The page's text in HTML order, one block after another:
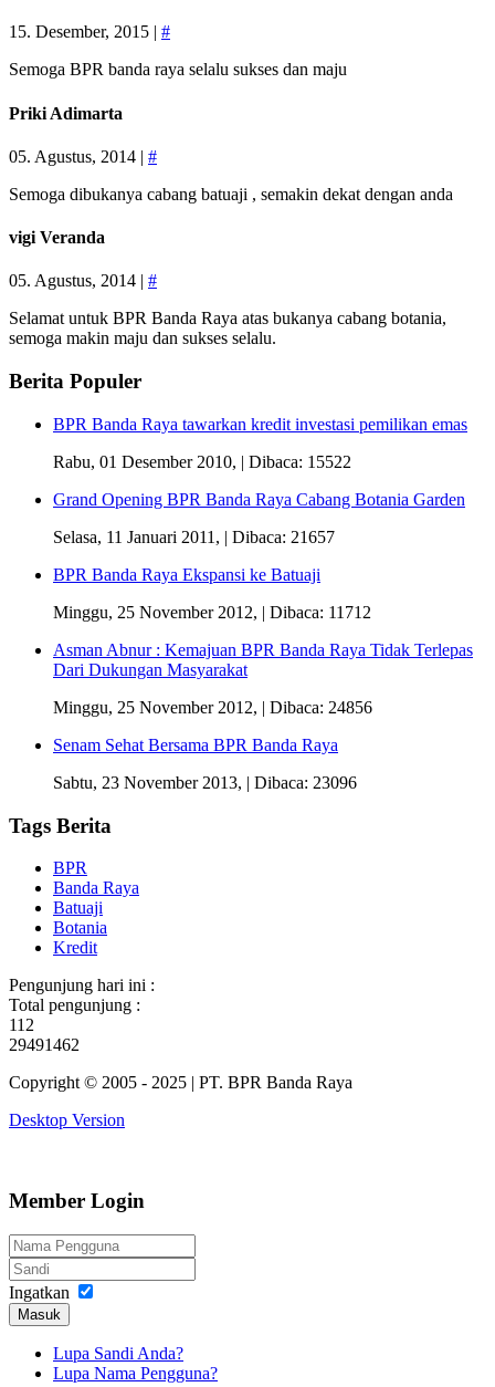
15. Desember, 2015 | #
Semoga BPR banda raya selalu sukses dan maju
Priki Adimarta
05. Agustus, 2014 | #
Semoga dibukanya cabang batuaji , semakin dekat dengan anda
vigi Veranda
05. Agustus, 2014 | #
Selamat untuk BPR Banda Raya atas bukanya cabang botania,
semoga makin maju dan sukses selalu.
Berita Populer
BPR Banda Raya tawarkan kredit investasi pemilikan emas
Rabu, 01 Desember 2010, | Dibaca: 15522
Grand Opening BPR Banda Raya Cabang Botania Garden
Selasa, 11 Januari 2011, | Dibaca: 21657
BPR Banda Raya Ekspansi ke Batuaji
Minggu, 25 November 2012, | Dibaca: 11712
Asman Abnur : Kemajuan BPR Banda Raya Tidak Terlepas
Dari Dukungan Masyarakat
Minggu, 25 November 2012, | Dibaca: 24856
Senam Sehat Bersama BPR Banda Raya
Sabtu, 23 November 2013, | Dibaca: 23096
Tags Berita
BPR
Banda Raya
Batuaji
Botania
Kredit
Pengunjung hari ini :
Total pengunjung :
112
29491462
Copyright © 2005 - 2025 | PT. BPR Banda Raya
Desktop Version
Member Login
Ingatkan
Masuk
Lupa Sandi Anda?
Lupa Nama Pengguna?